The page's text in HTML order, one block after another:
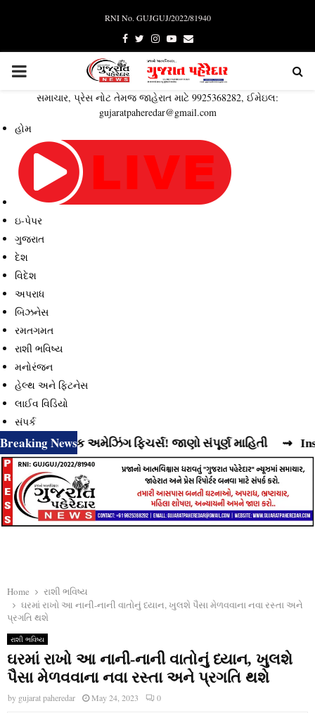
RNI No. GUJGUJ/2022/81940
Facebook
TwitterInstagram
YoutubeEmail
PRIMARY
MENU
સમાચાર, પ્રેસ નોટ તેમજ જાહેરાત માટે 9925368282, ઈમેઇલ:
gujaratpaheredar@gmail.com
હોમ
ઇ-પેપર
ગુજરાત
દેશ
વિદેશ
અપરાધ
બિઝનેસ
રમતગમત
રાશી ભવિષ્ય
મનોરંજન
હેલ્થ અને ફિટનેસ
લાઈવ વિડિયો
સંપર્ક
Breaking News
વધુ એક અમેઝિંગ ફિચર્સ! જાણો સંપૂર્ણ માહિતી ⇝
Home
રાશી ભવિષ્ય
ઘરમાં રાખો આ નાની-નાની વાતોનું ધ્યાન, ખુલશે પૈસા મેળવવાના નવા રસ્તા અને
પ્રગતિ થશે
રાશી ભવિષ્ય
ઘરમાં રાખો આ નાની-નાની વાતોનું ધ્યાન, ખુલશે
પૈસા મેળવવાના નવા રસ્તા અને પ્રગતિ થશે
by gujarat paheredar May 24, 2023 0